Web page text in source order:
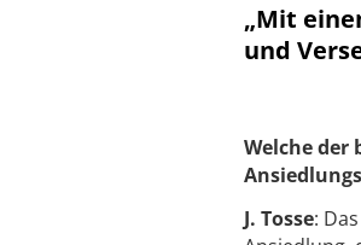
„Mit
und
Welche der
J. Tosse: